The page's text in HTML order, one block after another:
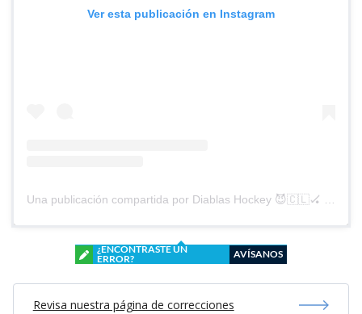
Ver esta publicación en Instagram
¿ENCONTRASTE UN
ERROR?
AVÍSANOS
Revisa nuestra página de correcciones